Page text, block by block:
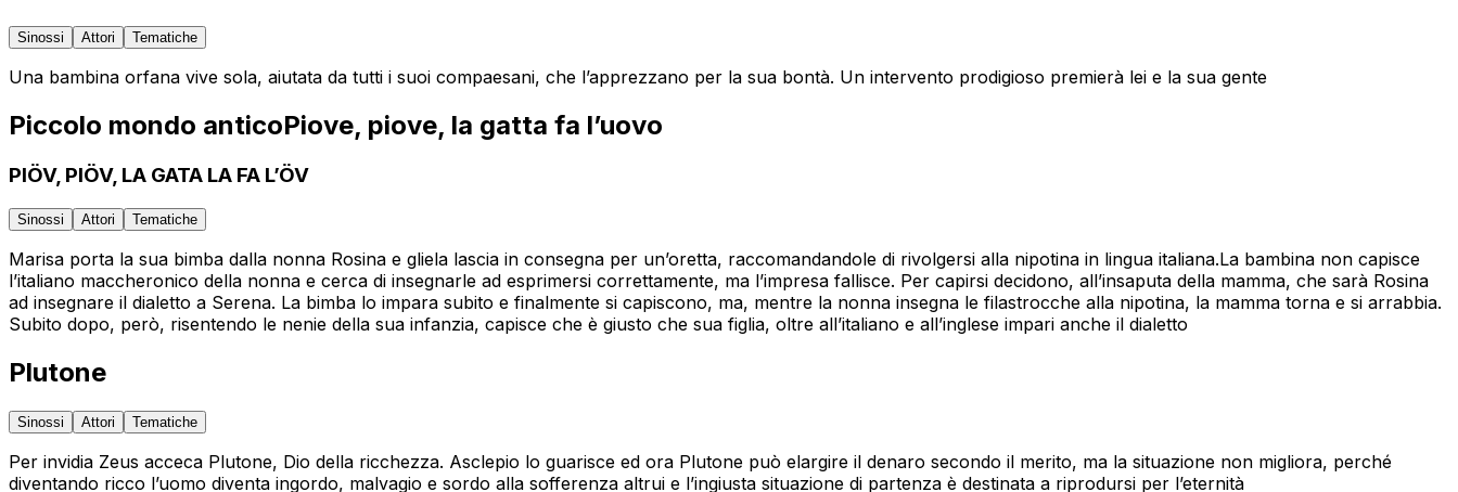
Sinossi Attori Tematiche
Una bambina orfana vive sola, aiutata da tutti i suoi compaesani, che l’apprezzano per la sua bontà. Un intervento prodigioso premierà lei e la sua gente
Piccolo mondo anticoPiove, piove, la gatta fa l’uovo
PIÖV, PIÖV, LA GATA LA FA L’ÖV
Sinossi Attori Tematiche
Marisa porta la sua bimba dalla nonna Rosina e gliela lascia in consegna per un’oretta, raccomandandole di rivolgersi alla nipotina in lingua italiana.La bambina non capisce
l’italiano maccheronico della nonna e cerca di insegnarle ad esprimersi correttamente, ma l’impresa fallisce. Per capirsi decidono, all’insaputa della mamma, che sarà Rosina
ad insegnare il dialetto a Serena. La bimba lo impara subito e finalmente si capiscono, ma, mentre la nonna insegna le filastrocche alla nipotina, la mamma torna e si arrabbia.
Subito dopo, però, risentendo le nenie della sua infanzia, capisce che è giusto che sua figlia, oltre all’italiano e all’inglese impari anche il dialetto
Plutone
Sinossi Attori Tematiche
Per invidia Zeus acceca Plutone, Dio della ricchezza. Asclepio lo guarisce ed ora Plutone può elargire il denaro secondo il merito, ma la situazione non migliora, perché
diventando ricco l’uomo diventa ingordo, malvagio e sordo alla sofferenza altrui e l’ingiusta situazione di partenza è destinata a riprodursi per l’eternità